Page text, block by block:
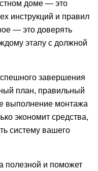
доме — это
инструкций и правил
— это доверять
этапу с должной
завершения
план, правильный
выполнение монтажа
экономит средства,
систему вашего
полезной и поможет